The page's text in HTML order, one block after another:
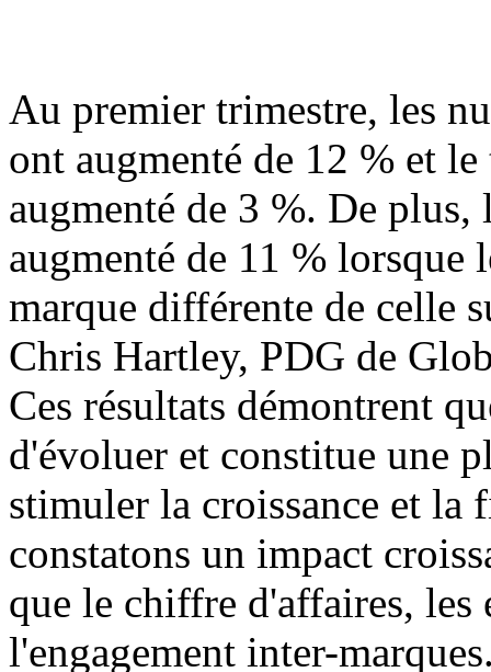
Au premier trimestre, les
ont augmenté de 12 % et
augmenté de 3 %. De
augmenté de 11 % lorsque
marque différente de celle
Chris Hartley, PDG de
Ces résultats démontrent
d'évoluer et constitue une
stimuler la croissance et la
constatons un impact
que le chiffre d'affaires, les
l'engagement inter-